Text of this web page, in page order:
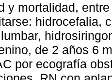
y mortalidad,
hidrocefalia,
de 2 años 6
por ecografía